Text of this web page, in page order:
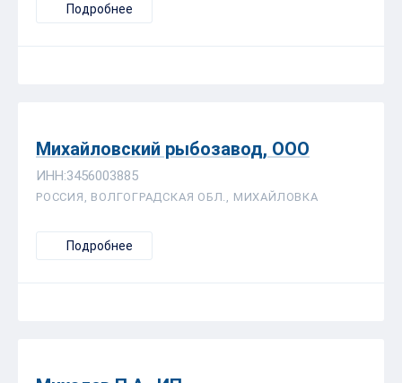
Подробнее
Михайловский рыбозавод, ООО
ИНН:3456003885
РОССИЯ, ВОЛГОГРАДСКАЯ ОБЛ., МИХАЙЛОВКА
Подробнее